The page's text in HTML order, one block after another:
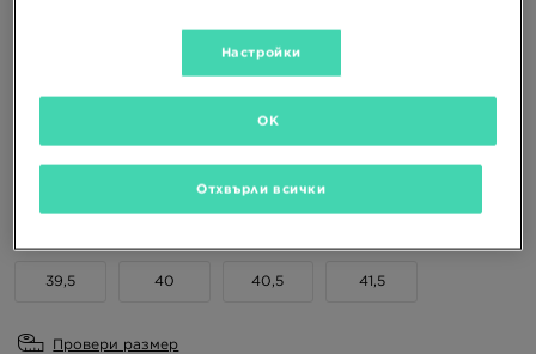
39,5 40 40,5 41,5
Провери размер
Настройки
Отхвърли всички
OK